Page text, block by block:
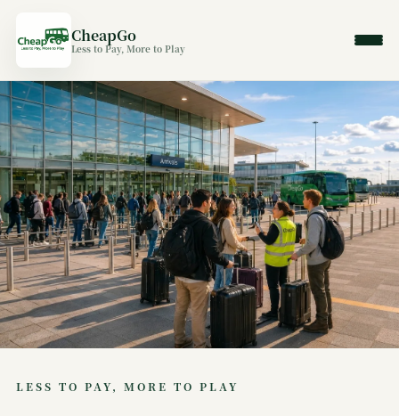
CheapGo
Less to Pay, More to Play
LESS TO PAY, MORE TO PLAY